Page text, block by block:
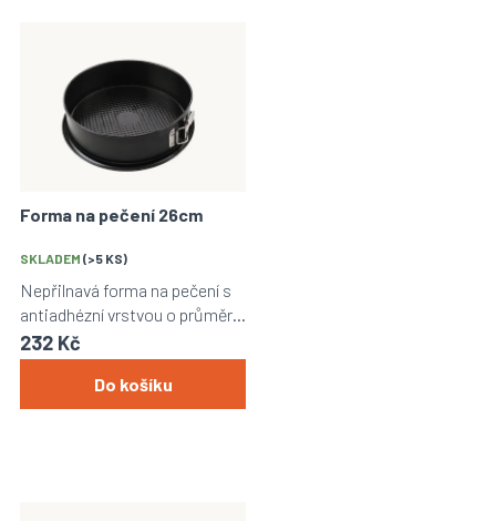
Forma na pečení 26cm
hodnocení
produktu
je
5,0
z
5
SKLADEM (>5 KS)
232 Kč
Do košíku
Nepřilnavá forma na pečení s
antiadhézní vrstvou o průměru
26cm.